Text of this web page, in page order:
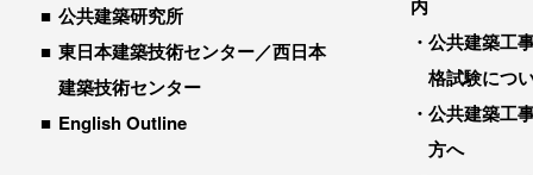
公共建築研究所
東日本建築技術センター／西日本
建築技術センター
English Outline
内
公共建築工
格試験につ
公共建築工
方へ